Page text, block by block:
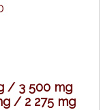
/ 3 500 mg
/ 2 275 mg